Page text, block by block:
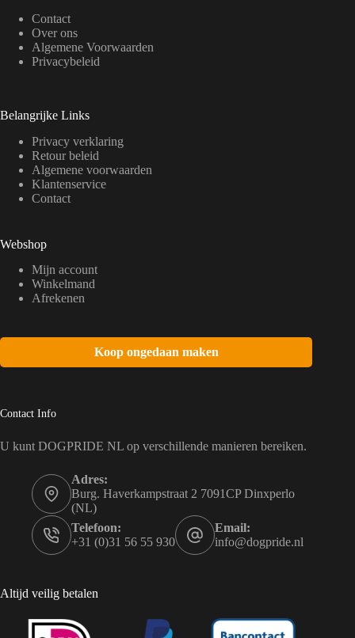
Contact
Over ons
Algemene Voorwaarden
Privacybeleid
Belangrijke Links
Privacy verklaring
Retour beleid
Algemene voorwaarden
Klantenservice
Contact
Webshop
Mijn account
Winkelmand
Afrekenen
Koop ongedaan maken
Contact Info
U kunt DOGPRIDE NL op verschillende manieren bereiken.
Adres:
Burg. Haverkampstraat 2 7091CP Dinxperlo
(NL)
Telefoon:
+31 (0)31 56 55 930
Email:
info@dogpride.nl
Altijd veilig betalen